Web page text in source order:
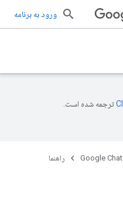
ورود به برنامه
ترجمه شده است.
Google Chat راهنما